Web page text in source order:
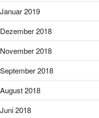
Januar 2019
Dezember 2018
November 2018
September 2018
August 2018
Juni 2018